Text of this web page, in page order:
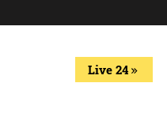
Live 24